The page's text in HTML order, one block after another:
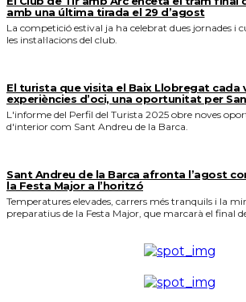
amb una última tirada el 29 d’agost
La competició estival ja ha celebrat dues jornades i
les instal·lacions del club.
El turista que visita el Baix Llobregat cada
experiències d’oci, una oportunitat per
L'informe del Perfil del Turista 2025 obre noves
d'interior com Sant Andreu de la Barca.
Sant Andreu de la Barca afronta l’agost
la Festa Major a l’horitzó
Temperatures elevades, carrers més tranquils i la
preparatius de la Festa Major, que marcarà el final